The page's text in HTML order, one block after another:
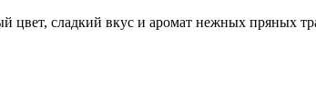
цвет, сладкий вкус и аромат нежных пряных